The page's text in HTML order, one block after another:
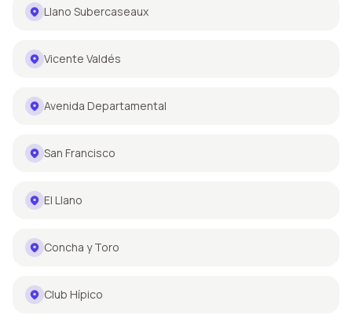
Llano Subercaseaux
Vicente Valdés
Avenida Departamental
San Francisco
El Llano
Concha y Toro
Club Hípico